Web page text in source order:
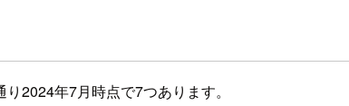
2024年7月時点で7つあります。